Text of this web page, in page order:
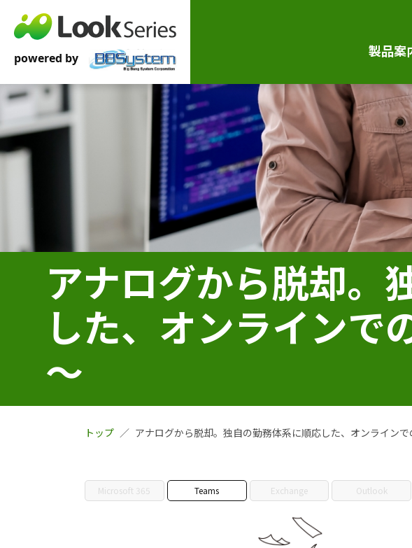
製品案
アナログから脱却。
した、オンライン
～
トップ アナログから脱却。独自の勤務体系に順応した、オンライン
Microsoft 365 Teams Exchange Outlook